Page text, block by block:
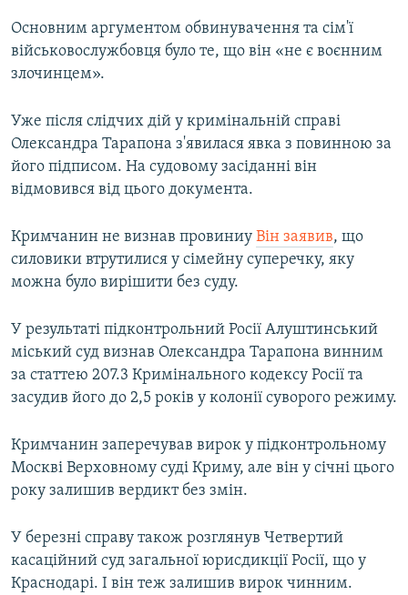
Основним аргументом обвинувачення та сім'ї
військовослужбовця було те, що він «не є воєнним
злочинцем».
Уже після слідчих дій у кримінальній справі
Олександра Тарапона з'явилася явка з повинною за
його підписом. На судовому засіданні він
відмовився від цього документа.
Кримчанин не визнав провиниу Він заявив, що
силовики втрутилися у сімейну суперечку, яку
можна було вирішити без суду.
У результаті підконтрольний Росії Алуштинський
міський суд визнав Олександра Тарапона винним
за статтею 207.3 Кримінального кодексу Росії та
засудив його до 2,5 років у колонії суворого режиму.
Кримчанин заперечував вирок у підконтрольному
Москві Верховному суді Криму, але він у січні цього
року залишив вердикт без змін.
У березні справу також розглянув Четвертий
касаційний суд загальної юрисдикції Росії, що у
Краснодарі. І він теж залишив вирок чинним.